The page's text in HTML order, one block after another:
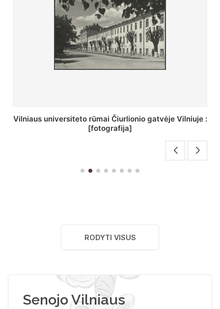
St. Batoro universiteto J. Pilsudskio kolegija :
[fotografija]
RODYTI VISUS
Senojo Vilniaus